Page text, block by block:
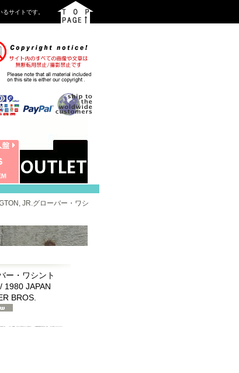
るサイトです。
JR.グローバー・ワシ
ー・ワシント
1980 JAPAN
BROS.